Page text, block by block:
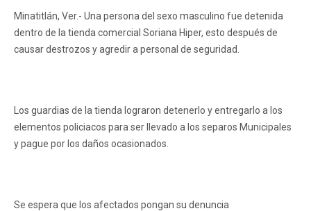
Minatitlán, Ver.- Una persona del sexo masculino fue detenida
dentro de la tienda comercial Soriana Hiper, esto después de
causar destrozos y agredir a personal de seguridad.
Los guardias de la tienda lograron detenerlo y entregarlo a los
elementos policiacos para ser llevado a los separos Municipales
y pague por los daños ocasionados.
Se espera que los afectados pongan su denuncia